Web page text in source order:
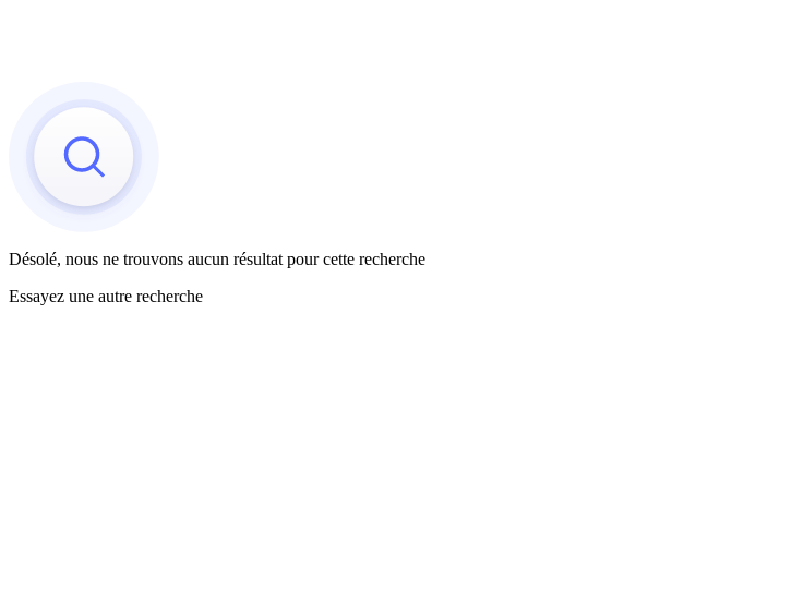
Désolé, nous ne trouvons aucun résultat pour cette recherche
Essayez une autre recherche